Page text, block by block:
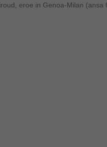
eroe in Genoa-Milan (ansa